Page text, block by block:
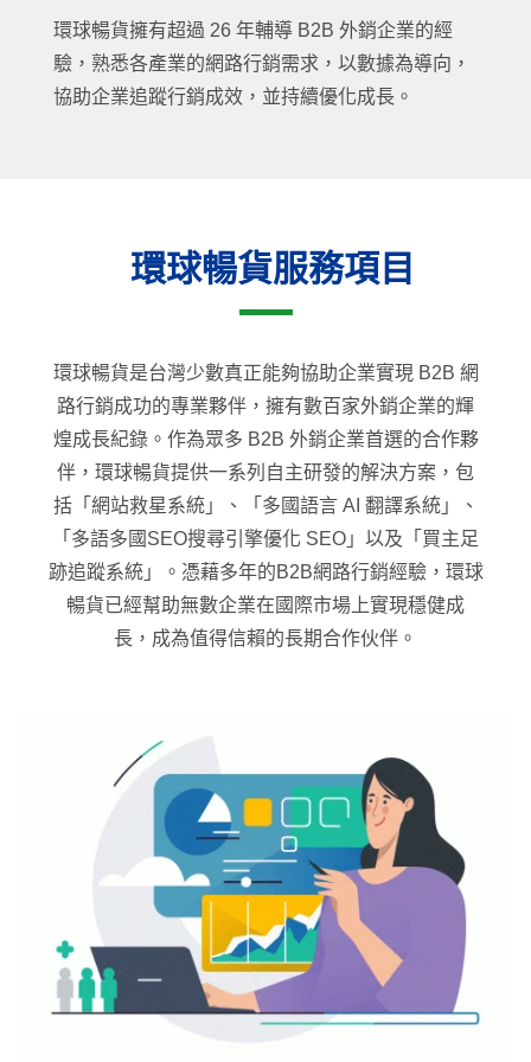
環球暢貨擁有超過 26 年輔導 B2B 外銷企業的經
驗，熟悉各產業的網路行銷需求，以數據為導向，
協助企業追蹤行銷成效，並持續優化成長。
環球暢貨服務項目
環球暢貨是台灣少數真正能夠協助企業實現 B2B 網
路行銷成功的專業夥伴，擁有數百家外銷企業的輝
煌成長紀錄。作為眾多 B2B 外銷企業首選的合作夥
伴，環球暢貨提供一系列自主研發的解決方案，包
括「網站救星系統」、「多國語言 AI 翻譯系統」、
「多語多國SEO搜尋引擎優化 SEO」以及「買主足
跡追蹤系統」。憑藉多年的B2B網路行銷經驗，環球
暢貨已經幫助無數企業在國際市場上實現穩健成
長，成為值得信賴的長期合作伙伴。